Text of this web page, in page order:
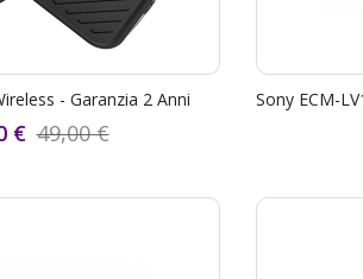
- Garanzia 2 Anni
€ 49,00 €